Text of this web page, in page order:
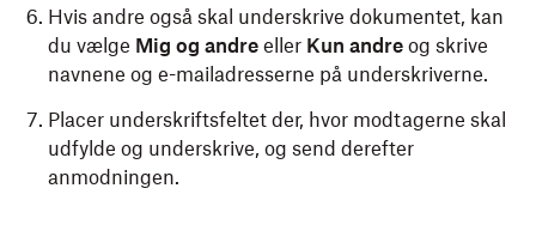
Hvis andre også skal underskrive dokumentet, kan
du vælge Mig og andre eller Kun andre og skrive
navnene og e-mailadresserne på underskriverne.
Placer underskriftsfeltet der, hvor modtagerne skal
udfylde og underskrive, og send derefter
anmodningen.